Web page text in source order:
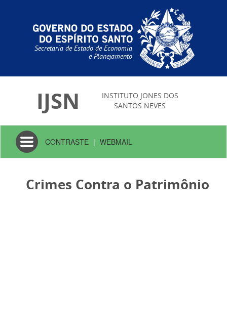
Secretaria de Estado de Economia
e Planejamento
IJSN
INSTITUTO JONES DOS
SANTOS NEVES
Toggle
navigation
CONTRASTE | WEBMAIL
Crimes Contra o Patrimônio